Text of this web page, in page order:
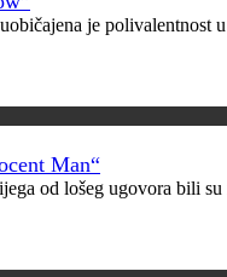
je
Man“
od lošeg ugovora bili